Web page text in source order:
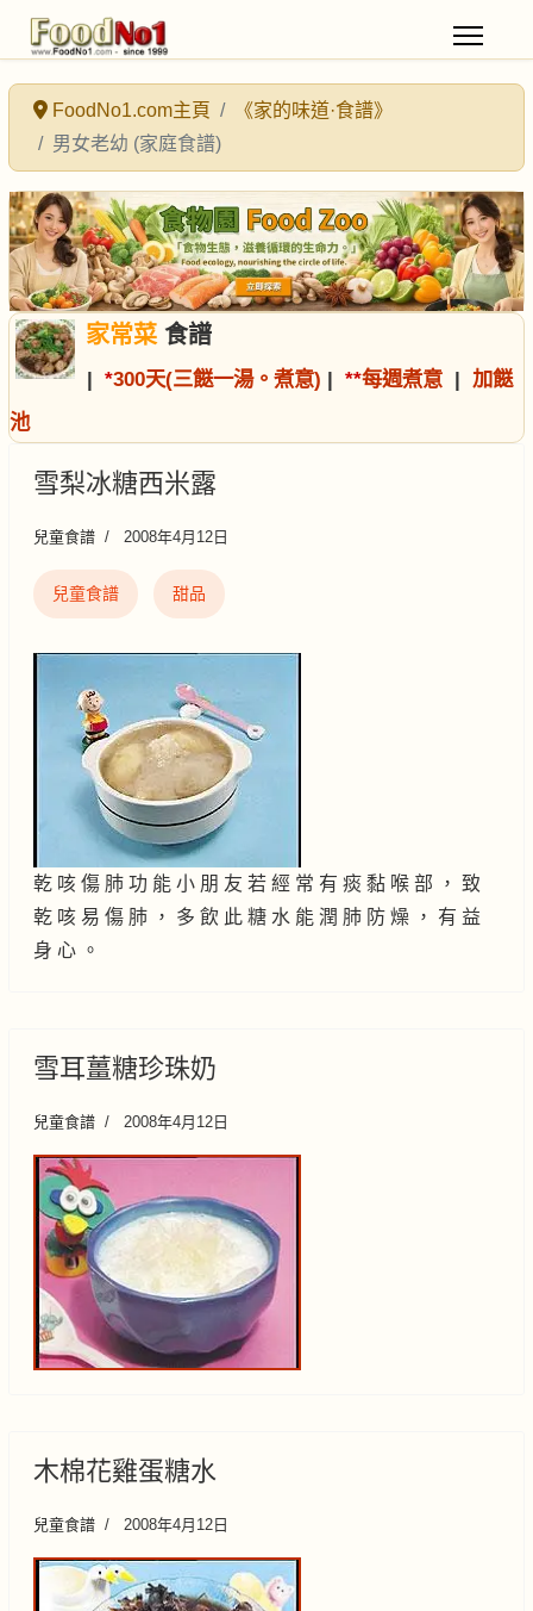
FoodNo1.com主頁
《家的味道·食譜》
男女老幼 (家庭食譜)
家常菜食譜
| *300天(三餸一湯。煮意) | **每週煮意 | 加餸
池
雪梨冰糖西米露
兒童食譜 2008年4月12日
兒童食譜 甜品
乾 咳 傷 肺 功 能 小 朋 友 若 經 常 有 痰 黏 喉 部 ， 致
乾 咳 易 傷 肺 ， 多 飲 此 糖 水 能 潤 肺 防 燥 ， 有 益
身 心 。
雪耳薑糖珍珠奶
兒童食譜 2008年4月12日
木棉花雞蛋糖水
兒童食譜 2008年4月12日